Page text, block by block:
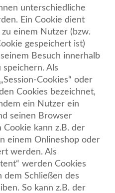
unterschiedliche
Ein Cookie dient
einem Nutzer (bzw.
gespeichert ist)
Besuch innerhalb
speichern. Als
Cookies“ oder
Cookies bezeichnet,
ein Nutzer ein
seinen Browser
kann z.B. der
einem Onlineshop oder
werden. Als
werden Cookies
dem Schließen des
So kann z.B. der